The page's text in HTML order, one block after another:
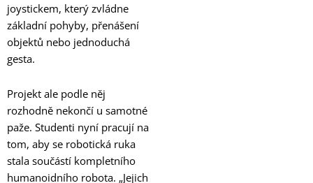
joystickem, který zvládne
základní pohyby, přenášení
objektů nebo jednoduchá
gesta.
Projekt ale podle něj
rozhodně nekončí u samotné
paže. Studenti nyní pracují na
tom, aby se robotická ruka
stala součástí kompletního
humanoidního robota. „Jejich